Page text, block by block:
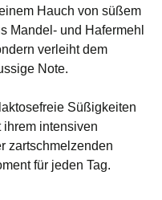
Hauch von süßem
Mandel- und Hafermehl
verleiht dem
Note.
Süßigkeiten
ihrem intensiven
zartschmelzenden
für jeden Tag.